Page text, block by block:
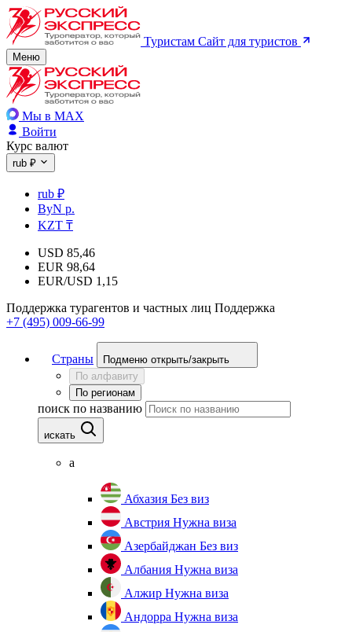
Туристам Сайт для туристов
Меню
Мы в MAX
Войти
Курс валют
rub ₽
rub ₽
ByN р.
KZT ₸
USD 85,46
EUR 98,64
EUR/USD 1,15
Поддержка турагентов и частных лиц Поддержка
+7 (495) 009-66-99
Страны
Подменю открыть/закрыть
По алфавиту
По регионам
поиск по названию
искать
а
Абхазия Без виз
Австрия Нужна виза
Азербайджан Без виз
Албания Нужна виза
Алжир Нужна виза
Андорра Нужна виза